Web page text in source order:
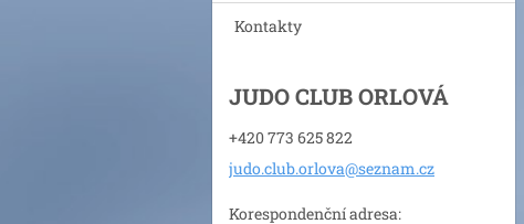
Kontakty
JUDO CLUB ORLOVÁ
+420 773 625 822
judo.club.orlova@seznam.cz
Korespondenční adresa: